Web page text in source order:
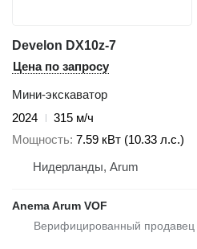
Develon DX10z-7
Цена по запросу
Мини-экскаватор
2024
315 м/ч
Мощность 7.59 кВт (10.33 л.с.)
Нидерланды, Arum
Anema Arum VOF